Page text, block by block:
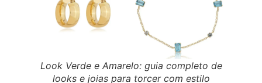
Look Verde e Amarelo: guia completo de
looks e joias para torcer com estilo